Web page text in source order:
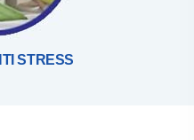
STRESS